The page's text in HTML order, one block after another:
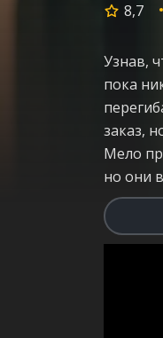
8,7
Узнав,
пока
заказ,
Мело
но они